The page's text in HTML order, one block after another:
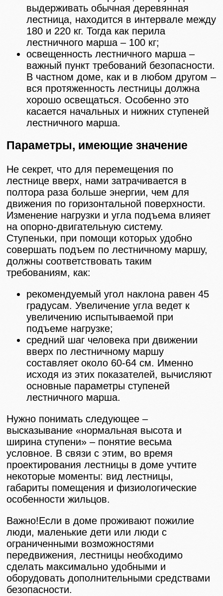
выдерживать обычная деревянная
лестница, находится в интервале между
180 и 220 кг. Тогда как перила
лестничного марша – 100 кг;
освещенность лестничного марша –
важный пункт требований безопасности.
В частном доме, как и в любом другом –
вся протяженность лестницы должна
хорошо освещаться. Особенно это
касается начальных и нижних ступеней
лестничного марша.
Параметры, имеющие значение
Не секрет, что для перемещения по
лестнице вверх, нами затрачивается в
полтора раза больше энергии, чем для
движения по горизонтальной поверхности.
Изменение нагрузки и угла подъема влияет
на опорно-двигательную систему.
Ступеньки, при помощи которых удобно
совершать подъем по лестничному маршу,
должны соответствовать таким
требованиям, как:
рекомендуемый угол наклона равен 45
градусам. Увеличение угла ведет к
увеличению испытываемой при
подъеме нагрузке;
средний шаг человека при движении
вверх по лестничному маршу
составляет около 60-64 см. Именно
исходя из этих показателей, вычисляют
основные параметры ступеней
лестничного марша.
Нужно понимать следующее –
высказывание «нормальная высота и
ширина ступени» – понятие весьма
условное. В связи с этим, во время
проектирования лестницы в доме учтите
некоторые моменты: вид лестницы,
габариты помещения и физиологические
особенности жильцов.
Важно!Если в доме проживают пожилие
люди, маленькие дети или люди с
ограниченными возможностями
передвижения, лестницы необходимо
сделать максимально удобными и
оборудовать дополнительными средствами
безопасности.